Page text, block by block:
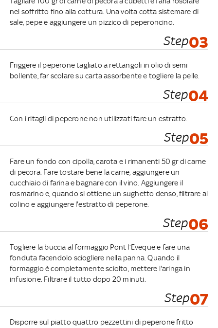
nel soffritto fino alla cottura. Una volta cotta sistemare di
sale, pepe e aggiungere un pizzico di peperoncino.
Step03
Friggere il peperone tagliato a rettangoli in olio di semi
bollente, far scolare su carta assorbente e togliere la pelle.
Step04
Con i ritagli di peperone non utilizzati fare un estratto.
Step05
Fare un fondo con cipolla, carota e i rimanenti 50 gr di carne
di pecora. Fare tostare bene la carne, aggiungere un
cucchiaio di farina e bagnare con il vino. Aggiungere il
rosmarino e, quando si ottiene un sughetto denso, filtrare al
colino e aggiungere l'estratto di peperone.
Step06
Togliere la buccia al formaggio Pont l’Eveque e fare una
fonduta facendolo sciogliere nella panna. Quando il
formaggio è completamente sciolto, mettere l'aringa in
infusione. Filtrare il tutto dopo 20 minuti.
Step07
Disporre sul piatto quattro pezzettini di peperone fritto